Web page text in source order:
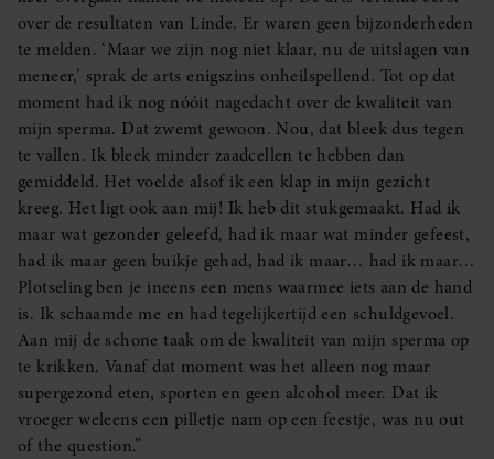
over de resultaten van Linde. Er waren geen bijzonderheden
te melden. ‘Maar we zijn nog niet klaar, nu de uitslagen van
meneer,’ sprak de arts enigszins onheilspellend. Tot op dat
moment had ik nog nóóit nagedacht over de kwaliteit van
mijn sperma. Dat zwemt gewoon. Nou, dat bleek dus tegen
te vallen. Ik bleek minder zaadcellen te hebben dan
gemiddeld. Het voelde alsof ik een klap in mijn gezicht
kreeg. Het ligt ook aan mij! Ik heb dit stukgemaakt. Had ik
maar wat gezonder geleefd, had ik maar wat minder gefeest,
had ik maar geen buikje gehad, had ik maar… had ik maar…
Plotseling ben je ineens een mens waarmee iets aan de hand
is. Ik schaamde me en had tegelijkertijd een schuldgevoel.
Aan mij de schone taak om de kwaliteit van mijn sperma op
te krikken. Vanaf dat moment was het alleen nog maar
supergezond eten, sporten en geen alcohol meer. Dat ik
vroeger weleens een pilletje nam op een feestje, was nu out
of the question.”